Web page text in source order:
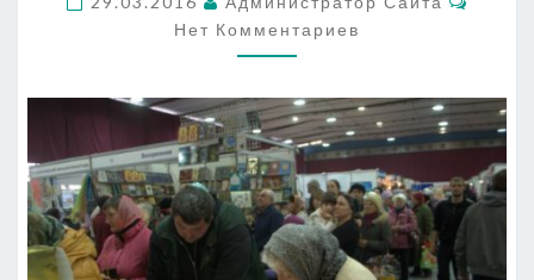
ГОСПОДНЕ»
Нет Комментариев